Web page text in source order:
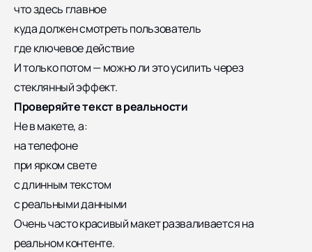
что здесь главное
куда должен смотреть пользователь
где ключевое действие
И только потом — можно ли это усилить через
стеклянный эффект.
Проверяйте текст в реальности
Не в макете, а:
на телефоне
при ярком свете
с длинным текстом
с реальными данными
Очень часто красивый макет разваливается на
реальном контенте.